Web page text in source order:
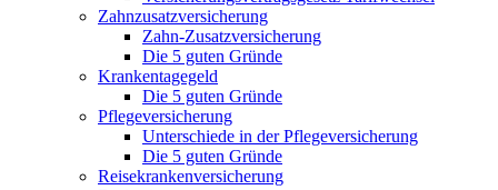
Zahnzusatzversicherung
Zahn-Zusatzversicherung
Die 5 guten Gründe
Krankentagegeld
Die 5 guten Gründe
Pflegeversicherung
Unterschiede in der Pflegeversicherung
Die 5 guten Gründe
Reisekrankenversicherung